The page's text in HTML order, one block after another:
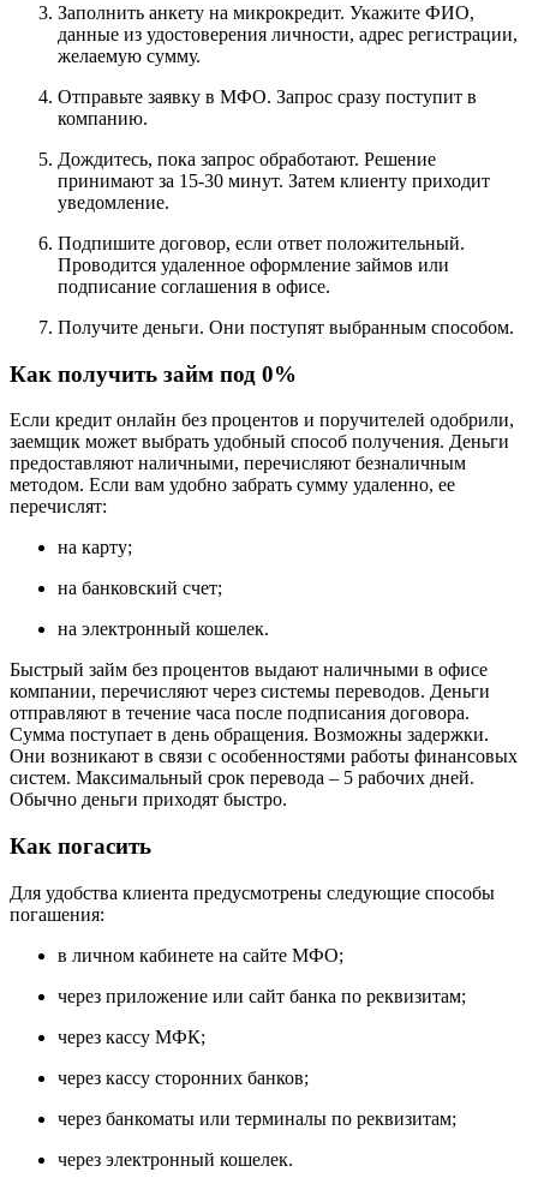
Заполнить анкету на микрокредит. Укажите ФИО,
данные из удостоверения личности, адрес регистрации,
желаемую сумму.
Отправьте заявку в МФО. Запрос сразу поступит в
компанию.
Дождитесь, пока запрос обработают. Решение
принимают за 15-30 минут. Затем клиенту приходит
уведомление.
Подпишите договор, если ответ положительный.
Проводится удаленное оформление займов или
подписание соглашения в офисе.
Получите деньги. Они поступят выбранным способом.
Как получить займ под 0%
Если кредит онлайн без процентов и поручителей одобрили,
заемщик может выбрать удобный способ получения. Деньги
предоставляют наличными, перечисляют безналичным
методом. Если вам удобно забрать сумму удаленно, ее
перечислят:
на карту;
на банковский счет;
на электронный кошелек.
Быстрый займ без процентов выдают наличными в офисе
компании, перечисляют через системы переводов. Деньги
отправляют в течение часа после подписания договора.
Сумма поступает в день обращения. Возможны задержки.
Они возникают в связи с особенностями работы финансовых
систем. Максимальный срок перевода – 5 рабочих дней.
Обычно деньги приходят быстро.
Как погасить
Для удобства клиента предусмотрены следующие способы
погашения:
в личном кабинете на сайте МФО;
через приложение или сайт банка по реквизитам;
через кассу МФК;
через кассу сторонних банков;
через банкоматы или терминалы по реквизитам;
через электронный кошелек.